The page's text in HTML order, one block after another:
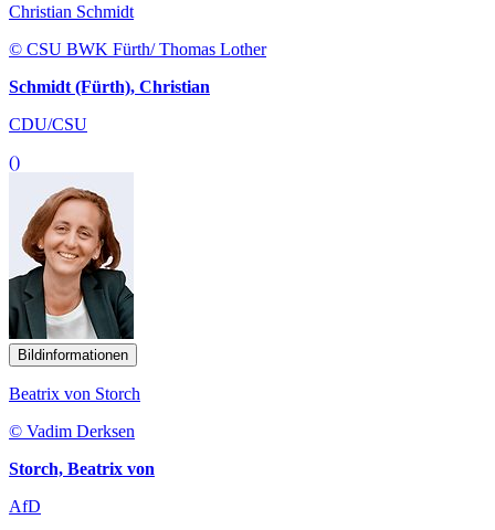
Christian Schmidt
© CSU BWK Fürth/ Thomas Lother
Schmidt (Fürth), Christian
CDU/CSU
()
Bildinformationen
Beatrix von Storch
© Vadim Derksen
Storch, Beatrix von
AfD